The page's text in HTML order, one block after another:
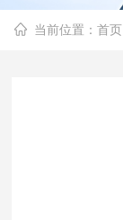
当前位置：首页